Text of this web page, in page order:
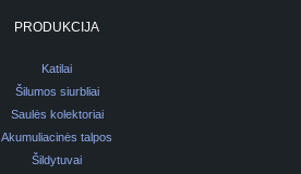
PRODUKCIJA
Katilai
Šilumos siurbliai
Saulės kolektoriai
Akumuliacinės talpos
Šildytuvai